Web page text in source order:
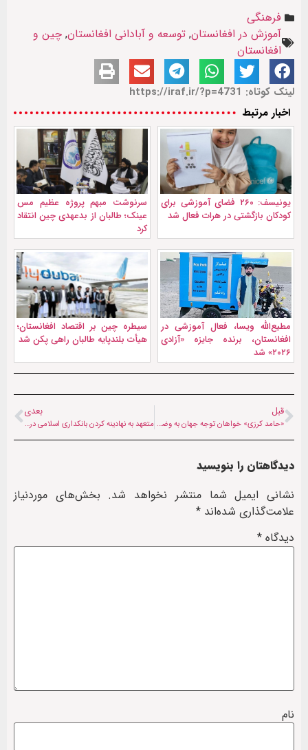
فرهنگی
آموزش در افغانستان, توسعه و آبادانی افغانستان, چین و
افغانستان
لینک کوتاه: https://iraf.ir/?p=4731
اخبار مرتبط
یونیسف: ۲۶۰ فضای آموزشی برای
کودکان بازگشتی در هرات فعال شد
سرنوشت مبهم پروژه عظیم مس
عینک؛ طالبان از بدعهدی چین انتقاد
کرد
مطیع‌الله ویسا، فعال آموزشی در
افغانستان، برنده جایزه «آزادی
۲۰۲۶» شد
سیطره چین بر اقتصاد افغانستان؛
هیأت بلندپایه طالبان راهی پکن شد
قبل
«حامد کرزی» خواهان توجه جهان به وضعیت آموزش در افغانستان شد
بعدی
متعهد به نهادینه کردن بانکداری اسلامی در افغانستان هستیم
دیدگاهتان را بنویسید
نشانی ایمیل شما منتشر نخواهد شد. بخش‌های موردنیاز
علامت‌گذاری شده‌اند *
دیدگاه *
نام